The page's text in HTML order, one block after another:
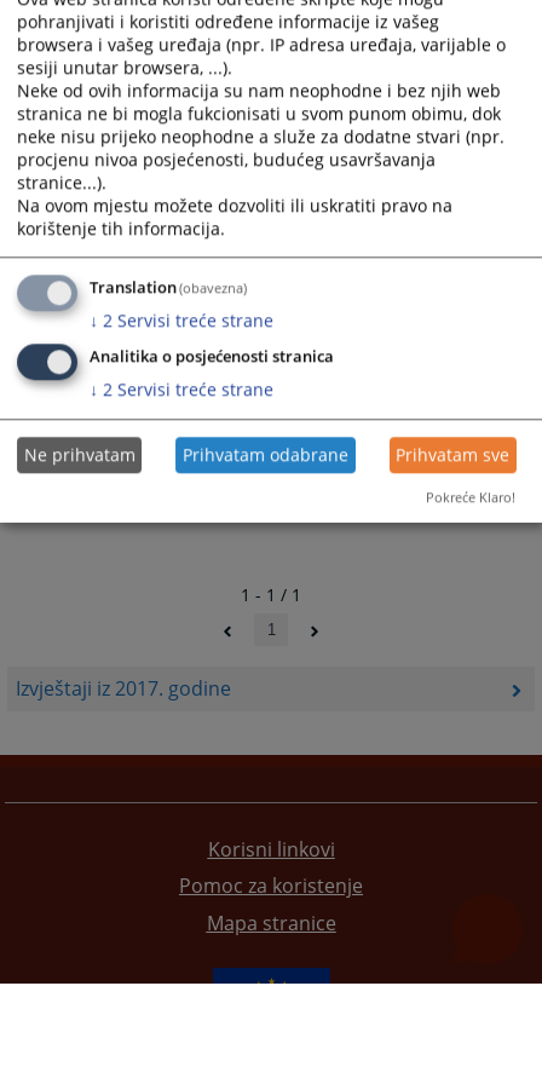
Izvještaji iz 2017. godine
with
the
calendar
and
select
a
date.
Press
the
question
mark
key
to
get
the
shortcuts
for
with
the
calendar
and
select
a
date.
Press
the
key
to
get
the
shortcuts
for
1 - 1 / 1
1
Korisni linkovi
Pomoc za koristenje
Mapa stranice
pohranjivati i koristiti određene informacije iz vašeg
browsera i vašeg uređaja (npr. IP adresa uređaja, varijable o
sesiji unutar browsera, ...).
Neke od ovih informacija su nam neophodne i bez njih web
stranica ne bi mogla fukcionisati u svom punom obimu, dok
neke nisu prijeko neophodne a služe za dodatne stvari (npr.
procjenu nivoa posjećenosti, budućeg usavršavanja
stranice...).
Na ovom mjestu možete dozvoliti ili uskratiti pravo na
korištenje tih informacija.
Translation(obavezna)
↓ 2 Servisi treće strane
Analitika o posjećenosti stranica
↓ 2 Servisi treće strane
Ne prihvatam Prihvatam odabrane Prihvatam sve
Pokreće Klaro!